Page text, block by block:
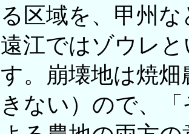
る区域を、甲州
遠江ではゾウレ
す。崩壊地は焼
きない）ので、